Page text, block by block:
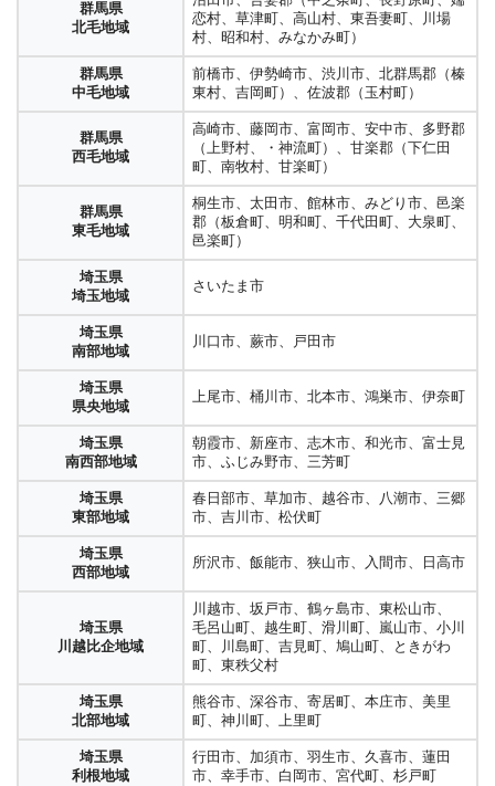
沖縄県
離島
島・慶良間諸島）、座間味村（座間味島・
慶良間諸島）、粟国村（粟国島・粟国諸
島）、渡名喜村 （渡名喜島・粟国諸
島）、北大東村（北大東島・大東諸島）、
南大東村 （南大東島・大東諸島）
群馬県
北毛地域
恋村、草津町、高山村、東吾妻町、川場
村、昭和村、みなかみ町）
群馬県
中毛地域
前橋市、伊勢崎市、渋川市、北群馬郡（榛
東村、吉岡町）、佐波郡（玉村町）
群馬県
西毛地域
高崎市、藤岡市、富岡市、安中市、多野郡
（上野村、・神流町）、甘楽郡（下仁田
町、南牧村、甘楽町）
群馬県
東毛地域
桐生市、太田市、館林市、みどり市、邑楽
郡（板倉町、明和町、千代田町、大泉町、
邑楽町）
埼玉県
埼玉地域
さいたま市
埼玉県
南部地域
川口市、蕨市、戸田市
埼玉県
県央地域
上尾市、桶川市、北本市、鴻巣市、伊奈町
埼玉県
南西部地域
朝霞市、新座市、志木市、和光市、富士見
市、ふじみ野市、三芳町
埼玉県
東部地域
春日部市、草加市、越谷市、八潮市、三郷
市、吉川市、松伏町
埼玉県
西部地域
所沢市、飯能市、狭山市、入間市、日高市
埼玉県
川越比企地域
川越市、坂戸市、鶴ヶ島市、東松山市、
毛呂山町、越生町、滑川町、嵐山市、小川
町、川島町、吉見町、鳩山町、ときがわ
町、東秩父村
埼玉県
北部地域
熊谷市、深谷市、寄居町、本庄市、美里
町、神川町、上里町
埼玉県
利根地域
行田市、加須市、羽生市、久喜市、蓮田
市、幸手市、白岡市、宮代町、杉戸町